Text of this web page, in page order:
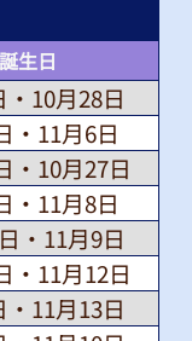
生日
10月28日
・11月6日
・10月27日
・11月8日
・11月9日
・11月12日
11月13日